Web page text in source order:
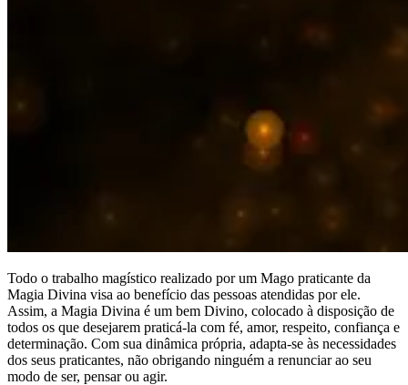
Todo o trabalho magístico realizado por um Mago praticante da
Magia Divina visa ao benefício das pessoas atendidas por ele.
Assim, a Magia Divina é um bem Divino, colocado à disposição de
todos os que desejarem praticá-la com fé, amor, respeito, confiança e
determinação. Com sua dinâmica própria, adapta-se às necessidades
dos seus praticantes, não obrigando ninguém a renunciar ao seu
modo de ser, pensar ou agir.